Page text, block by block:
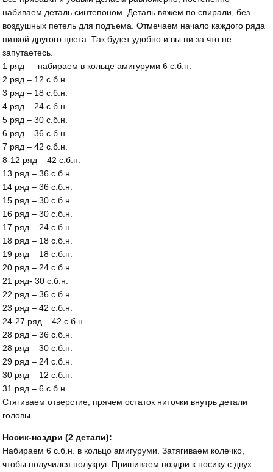
набиваем деталь синтепоном. Деталь вяжем по спирали, без
воздушных петель для подъема. Отмечаем начало каждого ряда
ниткой другого цвета. Так будет удобно и вы ни за что не
запутаетесь.
1 ряд — набираем в кольце амигуруми 6 с.б.н.
2 ряд – 12 с.б.н.
3 ряд – 18 с.б.н.
4 ряд – 24 с.б.н.
5 ряд – 30 с.б.н.
6 ряд – 36 с.б.н.
7 ряд – 42 с.б.н.
8-12 ряд – 42 с.б.н.
13 ряд – 36 с.б.н.
14 ряд – 36 с.б.н.
15 ряд – 30 с.б.н.
16 ряд – 30 с.б.н.
17 ряд – 24 с.б.н.
18 ряд – 18 с.б.н.
19 ряд – 18 с.б.н.
20 ряд – 24 с.б.н.
21 ряд- 30 с.б.н.
22 ряд – 36 с.б.н.
23 ряд – 42 с.б.н.
24-27 ряд – 42 с.б.н.
28 ряд – 36 с.б.н.
28 ряд – 30 с.б.н.
29 ряд – 24 с.б.н.
30 ряд – 12 с.б.н.
31 ряд – 6 с.б.н.
Стягиваем отверстие, прячем остаток ниточки внутрь детали
головы.
Носик-ноздри (2 детали):
Набираем 6 с.б.н. в кольцо амигуруми. Затягиваем колечко,
чтобы получился полукруг. Пришиваем ноздри к носику с двух